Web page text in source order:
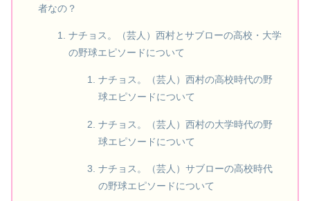
者なの？
ナチョス。（芸人）西村とサブローの高校・大学
の野球エピソードについて
ナチョス。（芸人）西村の高校時代の野
球エピソードについて
ナチョス。（芸人）西村の大学時代の野
球エピソードについて
ナチョス。（芸人）サブローの高校時代
の野球エピソードについて